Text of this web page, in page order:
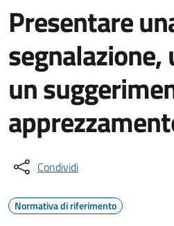
Presentare
un
Condividi
Normativa di riferimento